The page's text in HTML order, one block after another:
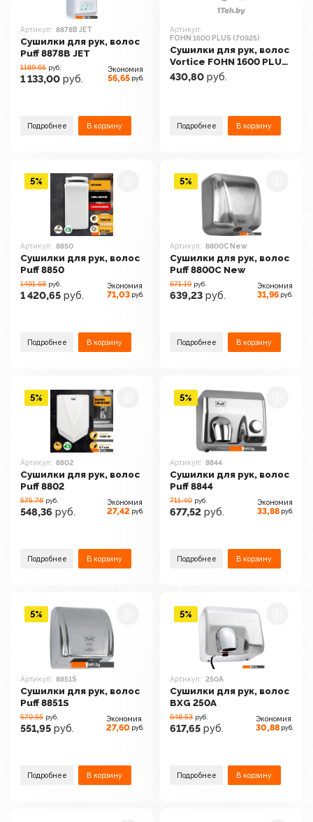
Артикул: 8878B JET
Сушилки для рук, волос
Puff 8878B JET
1189.65 руб.
1 133,00 руб.
Экономия
56,65 руб.
Подробнее В корзину
Артикул:
FOHN 1600 PLUS (70925)
Сушилки для рук, волос
Vortice FOHN 1600 PLUS
(70925)
430,80 руб.
Подробнее В корзину
Артикул: 8850
Сушилки для рук, волос
Puff 8850
1491.68 руб.
1 420,65 руб.
Экономия
71,03 руб.
Подробнее В корзину
5%
Артикул: 8800C New
Сушилки для рук, волос
Puff 8800C New
671.19 руб.
639,23 руб.
Экономия
31,96 руб.
Подробнее В корзину
5%
Артикул: 8802
Сушилки для рук, волос
Puff 8802
575.78 руб.
548,36 руб.
Экономия
27,42 руб.
Подробнее В корзину
5%
Артикул: 8844
Сушилки для рук, волос
Puff 8844
711.40 руб.
677,52 руб.
Экономия
33,88 руб.
Подробнее В корзину
5%
Артикул: 8851S
Сушилки для рук, волос
Puff 8851S
579.55 руб.
551,95 руб.
Экономия
27,60 руб.
Подробнее В корзину
5%
Артикул: 250A
Сушилки для рук, волос
BXG 250A
648.53 руб.
617,65 руб.
Экономия
30,88 руб.
Подробнее В корзину
5%